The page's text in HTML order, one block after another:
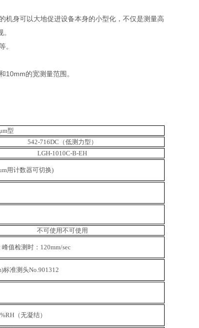
身可以大地促进设备本身的小型化，不仅是测量高
。
10mm的宽测量范围。
型
542-716DC（低测力型）
LGH-1010C-B-EH
用计数器可切换)
不可使用不可使用
值检测时：120mm/sec
标准测头No.901312
（无凝结）